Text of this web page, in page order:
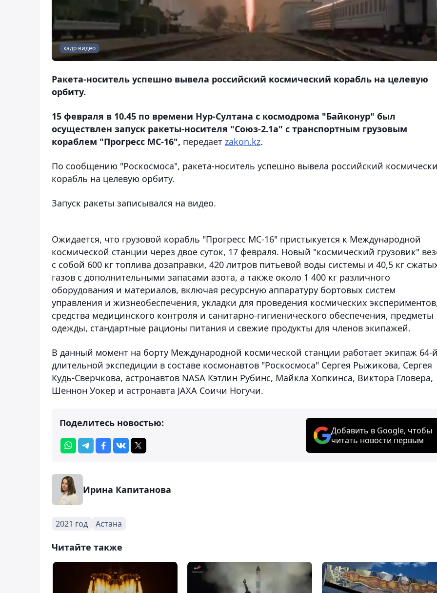
кадр видео
Ракета-носитель успешно вывела российский космический корабль на целевую
орбиту.
15 февраля в 10.45 по времени Нур-Султана с космодрома "Байконур" был
осуществлен запуск ракеты-носителя "Союз-2.1а" с транспортным грузовым
кораблем "Прогресс МС-16", передает zakon.kz.
По сообщению "Роскосмоса", ракета-носитель успешно вывела российский
корабль на целевую орбиту.
Запуск ракеты записывался на видео.
Ожидается, что грузовой корабль "Прогресс МС-16" пристыкуется к Международной
космической станции через двое суток, 17 февраля. Новый "космический грузовик"
с собой 600 кг топлива дозаправки, 420 литров питьевой воды системы и 40,5 кг
газов с дополнительными запасами азота, а также около 1 400 кг различного
оборудования и материалов, включая ресурсную аппаратуру бортовых систем
управления и жизнеобеспечения, укладки для проведения космических
средства медицинского контроля и санитарно-гигиенического обеспечения, предметы
одежды, стандартные рационы питания и свежие продукты для членов экипажей.
В данный момент на борту Международной космической станции работает экипаж 64-
длительной экспедиции в составе космонавтов "Роскосмоса" Сергея Рыжикова, Сергея
Кудь-Сверчкова, астронавтов NASA Кэтлин Рубинс, Майкла Хопкинса, Виктора Гловера,
Шеннон Уокер и астронавта JAXA Соичи Ногучи.
Поделитесь новостью:
Добавить в Google, чтобы
читать новости первым
Ирина Капитанова
2021 год Астана
Читайте также